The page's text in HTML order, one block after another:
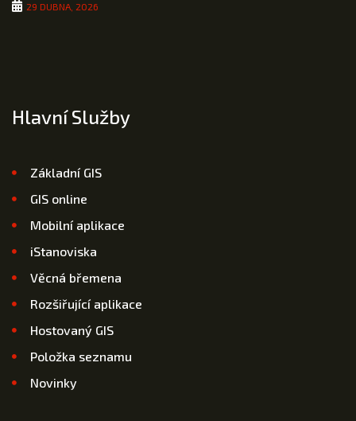
29 DUBNA, 2026
Hlavní Služby
Základní GIS
GIS online
Mobilní aplikace
iStanoviska
Věcná břemena
Rozšiřující aplikace
Hostovaný GIS
Položka seznamu
Novinky